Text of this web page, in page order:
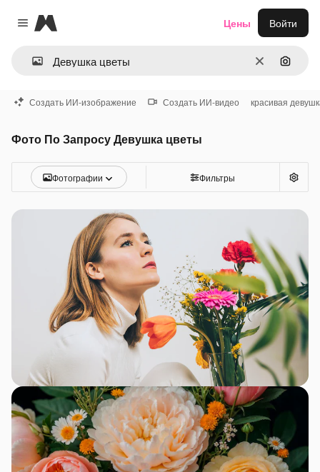
Close menu
Magnific
ОчиститьПоиск
Цены Войти
Создать ИИ-изображение Создать ИИ-видео красивая
Фото По Запросу Девушка цветы
Фотографии Фильтры